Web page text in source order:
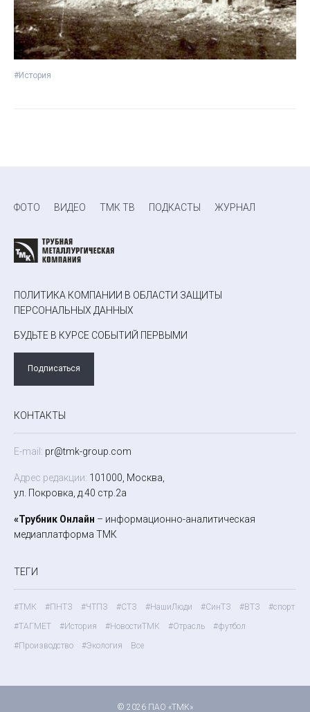
#История
ФОТО ВИДЕО ТМК ТВ ПОДКАСТЫ ЖУРНАЛ
ПОЛИТИКА КОМПАНИИ В ОБЛАСТИ ЗАЩИТЫ
ПЕРСОНАЛЬНЫХ ДАННЫХ
БУДЬТЕ В КУРСЕ СОБЫТИЙ ПЕРВЫМИ
Подписаться
КОНТАКТЫ
E-mail: pr@tmk-group.com
Адрес редакции: 101000, Москва,
ул. Покровка, д.40 стр.2а
«Трубник Онлайн – информационно-аналитическая
медиаплатформа ТМК
ТЕГИ
#ТМК #ПНТЗ #ЧТПЗ #СТЗ #НашиЛюди #СинТЗ #ВТЗ
#спорт
#ТАГМЕТ
#История #НовостиТМК #Отрасль
#футбол
#Производство
#Экология Все
© 2026 ПАО «ТМК»